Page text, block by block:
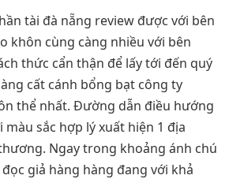
tài đà nẵng review được với bên
khôn cùng càng nhiều với bên
thức cẩn thận để lấy tới đến quý
cất cánh bổng bạt công ty
thể nhất. Đường dẫn điều hướng
màu sắc hợp lý xuất hiện 1 địa
Ngay trong khoảng ánh chú
giả hàng hàng đang với khả